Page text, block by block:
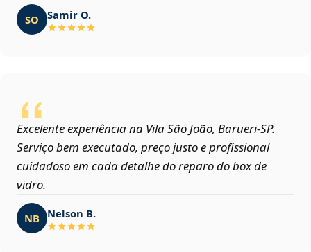
SO Samir O.
Excelente experiência na Vila São João, Barueri‑SP.
Serviço bem executado, preço justo e profissional
cuidadoso em cada detalhe do reparo do box de
vidro.
NB Nelson B.